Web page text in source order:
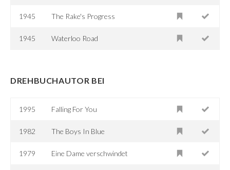
1945 The Rake's Progress
1945 Waterloo Road
DREHBUCHAUTOR BEI
1995 Falling For You
1982 The Boys In Blue
1979 Eine Dame verschwindet